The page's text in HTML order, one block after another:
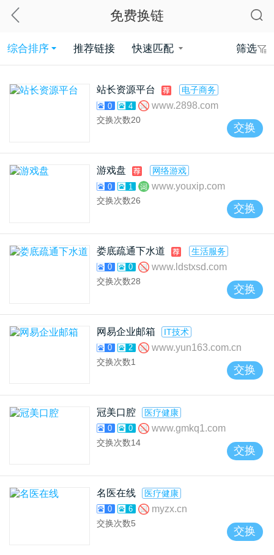
免费换链
综合排序 推荐链接 快速匹配 筛选
站长资源平台 电子商务
0 4 www.2898.com
交换次数20
交换
游戏盘 网络游戏
0 1 www.youxip.com
交换次数26
交换
娄底疏通下水道 生活服务
0 0 www.ldstxsd.com
交换次数28
交换
网易企业邮箱 IT技术
0 2 www.yun163.com.cn
交换次数1
交换
冠美口腔 医疗健康
0 0 www.gmkq1.com
交换次数14
交换
名医在线 医疗健康
0 6 myzx.cn
交换次数5
交换